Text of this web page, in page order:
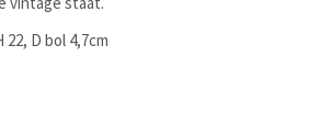
D bol 4,7cm